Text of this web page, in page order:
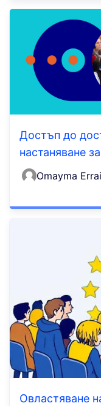
Достъп до
настаняване
Omayma
Овластяване